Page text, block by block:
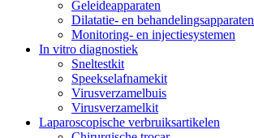
Geleideapparaten
Dilatatie- en behandelingsapparaten
Monitoring- en injectiesystemen
In vitro diagnostiek
Sneltestkit
Speekselafnamekit
Virusverzamelbuis
Virusverzamelkit
Laparoscopische verbruiksartikelen